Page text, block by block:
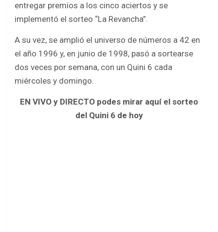
entregar premios a los cinco aciertos y se
implementó el sorteo “La Revancha”.
A su vez, se amplió el universo de números a 42 en
el año 1996 y, en junio de 1998, pasó a sortearse
dos veces por semana, con un Quini 6 cada
miércoles y domingo.
EN VIVO y DIRECTO podes mirar aquí el sorteo
del Quini 6 de hoy